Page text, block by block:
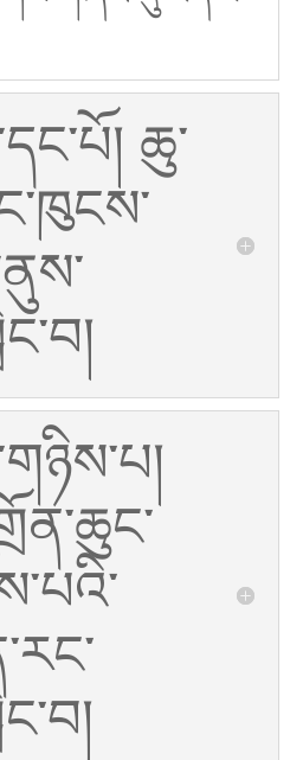
ཆུ་